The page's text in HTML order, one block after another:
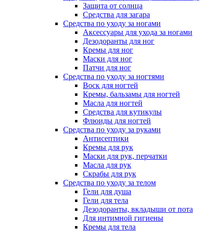
Защита от солнца
Средства для загара
Средства по уходу за ногами
Аксессуары для ухода за ногами
Дезодоранты для ног
Кремы для ног
Маски для ног
Патчи для ног
Средства по уходу за ногтями
Воск для ногтей
Кремы, бальзамы для ногтей
Масла для ногтей
Средства для кутикулы
Флюиды для ногтей
Средства по уходу за руками
Антисептики
Кремы для рук
Маски для рук, перчатки
Масла для рук
Скрабы для рук
Средства по уходу за телом
Гели для душа
Гели для тела
Дезодоранты, вкладыши от пота
Для интимной гигиены
Кремы для тела